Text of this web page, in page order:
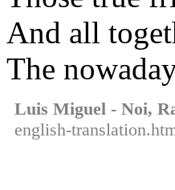
And all
The
Luis Miguel - Noi,
english-